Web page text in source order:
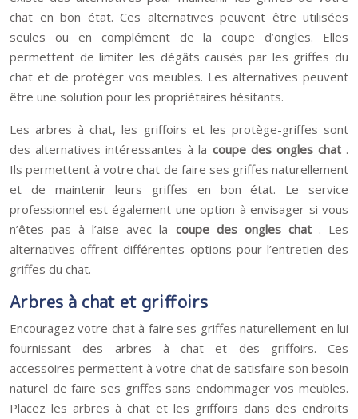
chat en bon état. Ces alternatives peuvent être utilisées
seules ou en complément de la coupe d’ongles. Elles
permettent de limiter les dégâts causés par les griffes du
chat et de protéger vos meubles. Les alternatives peuvent
être une solution pour les propriétaires hésitants.
Les arbres à chat, les griffoirs et les protège-griffes sont
des alternatives intéressantes à la coupe des ongles chat .
Ils permettent à votre chat de faire ses griffes naturellement
et de maintenir leurs griffes en bon état. Le service
professionnel est également une option à envisager si vous
n’êtes pas à l’aise avec la coupe des ongles chat . Les
alternatives offrent différentes options pour l’entretien des
griffes du chat.
Arbres à chat et griffoirs
Encouragez votre chat à faire ses griffes naturellement en lui
fournissant des arbres à chat et des griffoirs. Ces
accessoires permettent à votre chat de satisfaire son besoin
naturel de faire ses griffes sans endommager vos meubles.
Placez les arbres à chat et les griffoirs dans des endroits